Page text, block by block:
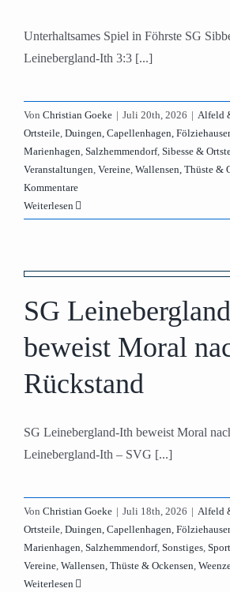
Unterhaltsames Spiel in Föhrste SG
Leinebergland-Ith 3:3 [...]
Von Christian Goeke | Juli 20th, 2026 | Alfeld
Ortsteile Duingen, Capellenhagen,
Marienhagen Salzhemmendorf, Sibesse &
Veranstaltungen Vereine Wallensen, Thüste &
Kommentare
Weiterlesen
SG
beweist Moral
Rückstand
SG Leinebergland-Ith beweist Moral
Leinebergland-Ith – SVG [...]
Von Christian Goeke | Juli 18th, 2026 | Alfeld
Ortsteile Duingen, Capellenhagen,
Marienhagen Salzhemmendorf, Sonstiges Sport
Vereine Wallensen, Thüste & Ockensen
Weiterlesen